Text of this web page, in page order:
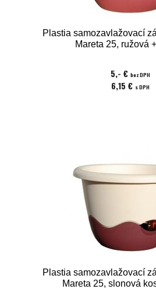
Plastia samozavlažovací
Mareta 25, ružová
5,- € bez DPH
6,15 € s DPH
Plastia samozavlažovací
Mareta 25, slonová